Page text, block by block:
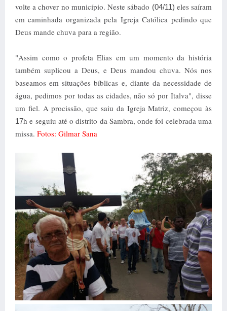
volte a chover no município. Neste sábado (04/11) eles saíram
em caminhada organizada pela Igreja Católica pedindo que
Deus mande chuva para a região.
"Assim como o profeta Elias em um momento da história
também suplicou a Deus, e Deus mandou chuva. Nós nos
baseamos em situações bíblicas e, diante da necessidade de
água, pedimos por todas as cidades, não só por Italva", disse
um fiel. A procissão, que saiu da Igreja Matriz, começou às
17h e seguiu até o distrito da Sambra, onde foi celebrada uma
missa. Fotos: Gilmar Sana